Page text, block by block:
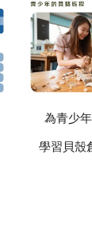
為青少
學習貝殼